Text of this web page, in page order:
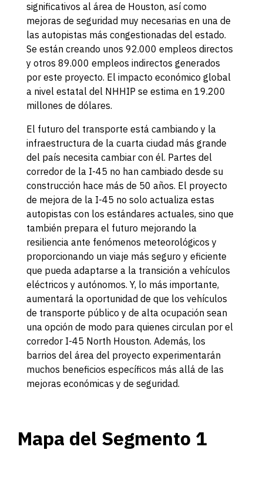
significativos al área de Houston, así como
mejoras de seguridad muy necesarias en una de
las autopistas más congestionadas del estado.
Se están creando unos 92.000 empleos directos
y otros 89.000 empleos indirectos generados
por este proyecto. El impacto económico global
a nivel estatal del NHHIP se estima en 19.200
millones de dólares.
El futuro del transporte está cambiando y la
infraestructura de la cuarta ciudad más grande
del país necesita cambiar con él. Partes del
corredor de la I-45 no han cambiado desde su
construcción hace más de 50 años. El proyecto
de mejora de la I-45 no solo actualiza estas
autopistas con los estándares actuales, sino que
también prepara el futuro mejorando la
resiliencia ante fenómenos meteorológicos y
proporcionando un viaje más seguro y eficiente
que pueda adaptarse a la transición a vehículos
eléctricos y autónomos. Y, lo más importante,
aumentará la oportunidad de que los vehículos
de transporte público y de alta ocupación sean
una opción de modo para quienes circulan por el
corredor I-45 North Houston. Además, los
barrios del área del proyecto experimentarán
muchos beneficios específicos más allá de las
mejoras económicas y de seguridad.
Mapa del Segmento 1